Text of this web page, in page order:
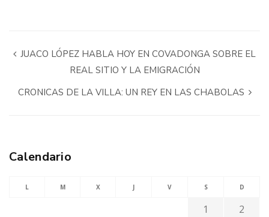
JUACO LÓPEZ HABLA HOY EN COVADONGA SOBRE EL
REAL SITIO Y LA EMIGRACIÓN
CRONICAS DE LA VILLA: UN REY EN LAS CHABOLAS
Calendario
L M X J V S D
1
2